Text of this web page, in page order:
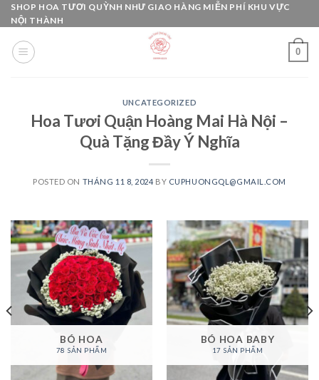
Skip
to
content
SHOP HOA TƯƠI QUỲNH NHƯ GIAO HÀNG MIỄN PHÍ KHU VỰC
NỘI THÀNH
0
UNCATEGORIZED
Hoa Tươi Quận Hoàng Mai Hà Nội –
Quà Tặng Đầy Ý Nghĩa
POSTED ON THÁNG 11 8, 2024 BY CUPHUONGQL@GMAIL.COM
BÓ HOA
78 SẢN PHẨM
BÓ HOA BABY
17 SẢN PHẨM